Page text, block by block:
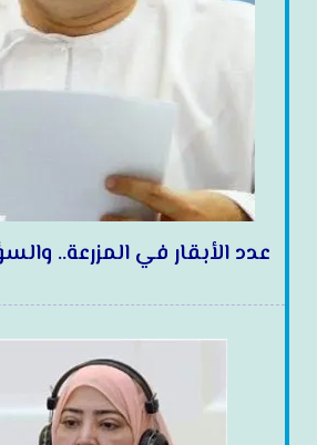
عدد الأبقار في المزرعة..